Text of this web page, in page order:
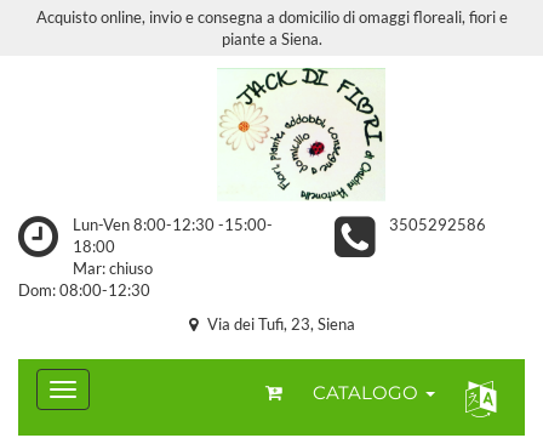
Acquisto online, invio e consegna a domicilio di omaggi floreali, fiori e
piante a Siena.
Lun-Ven 8:00-12:30 -15:00-
18:00
Mar: chiuso
Dom: 08:00-12:30
3505292586
Via dei Tufi, 23, Siena
CATALOGO